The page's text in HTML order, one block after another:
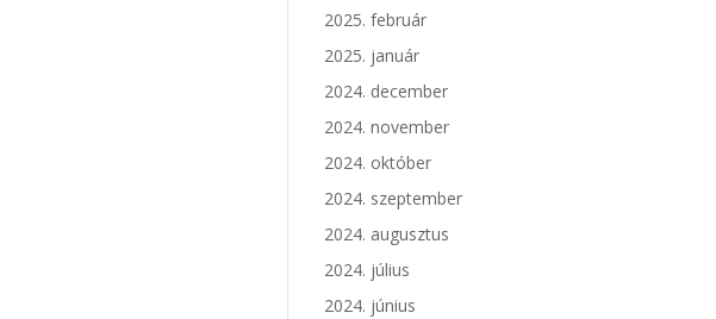
2025. február
2025. január
2024. december
2024. november
2024. október
2024. szeptember
2024. augusztus
2024. július
2024. június